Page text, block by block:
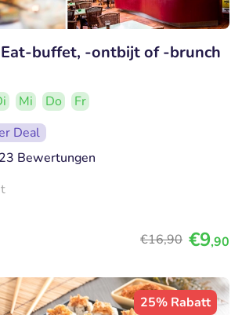
buffet, -ontbijt of -brunch
Mi Do
Fr
Deal
Bewertungen
€16,90 €9,90
25% Rabatt